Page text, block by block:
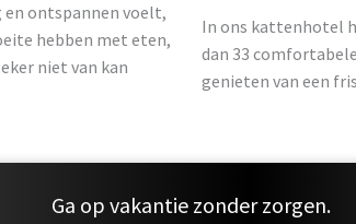
ontspannen voelt,
hebben met eten,
niet van kan
In ons kattenhotel
dan 33
genieten van een
Ga op vakantie zonder zorgen.